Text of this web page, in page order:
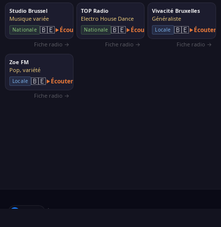
Studio Brussel
Musique variée
Nationale 🇧🇪 Écouter
Fiche radio →
TOP Radio
Electro House Dance
Nationale 🇧🇪 Écouter
Fiche radio →
Vivacité Bruxelles
Généraliste
Locale 🇧🇪 Écouter
Fiche radio →
Zoe FM
Pop, variété
Locale 🇧🇪 Écouter
Fiche radio →